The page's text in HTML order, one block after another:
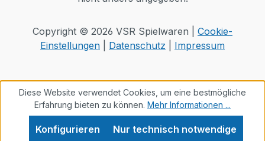
Copyright © 2026 VSR Spielwaren | Cookie-
Einstellungen
Datenschutz Impressum
Diese Website verwendet Cookies, um eine bestmögliche
Erfahrung bieten zu können. Mehr Informationen ...
Nur technisch notwendige
Konfigurieren